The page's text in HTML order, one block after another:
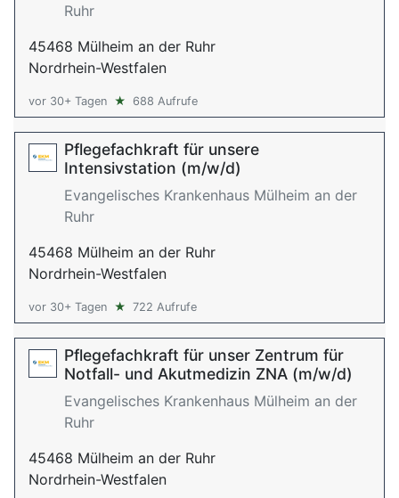
Ruhr
45468 Mülheim an der Ruhr
Nordrhein-Westfalen
vor 30+ Tagen ★ 688 Aufrufe
Pflegefachkraft für unsere
Intensivstation (m/w/d)
Evangelisches Krankenhaus Mülheim an der
Ruhr
45468 Mülheim an der Ruhr
Nordrhein-Westfalen
vor 30+ Tagen ★ 722 Aufrufe
Pflegefachkraft für unser Zentrum für
Notfall- und Akutmedizin ZNA (m/w/d)
Evangelisches Krankenhaus Mülheim an der
Ruhr
45468 Mülheim an der Ruhr
Nordrhein-Westfalen